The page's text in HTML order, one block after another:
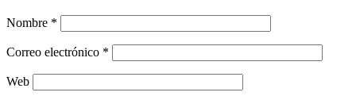
Nombre *
Correo electrónico *
Web